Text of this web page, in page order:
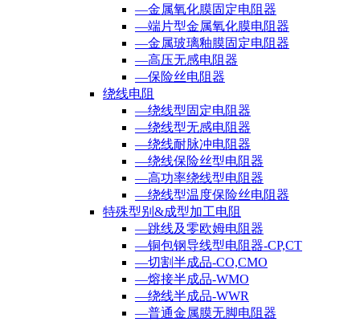
—金属氧化膜固定电阻器
—端片型金属氧化膜电阻器
—金属玻璃釉膜固定电阻器
—高压无感电阻器
—保险丝电阻器
绕线电阻
—绕线型固定电阻器
—绕线型无感电阻器
—绕线耐脉冲电阻器
—绕线保险丝型电阻器
—高功率绕线型电阻器
—绕线型温度保险丝电阻器
特殊型别&成型加工电阻
—跳线及零欧姆电阻器
—铜包钢导线型电阻器-CP,CT
—切割半成品-CO,CMO
—熔接半成品-WMO
—绕线半成品-WWR
—普通金属膜无脚电阻器